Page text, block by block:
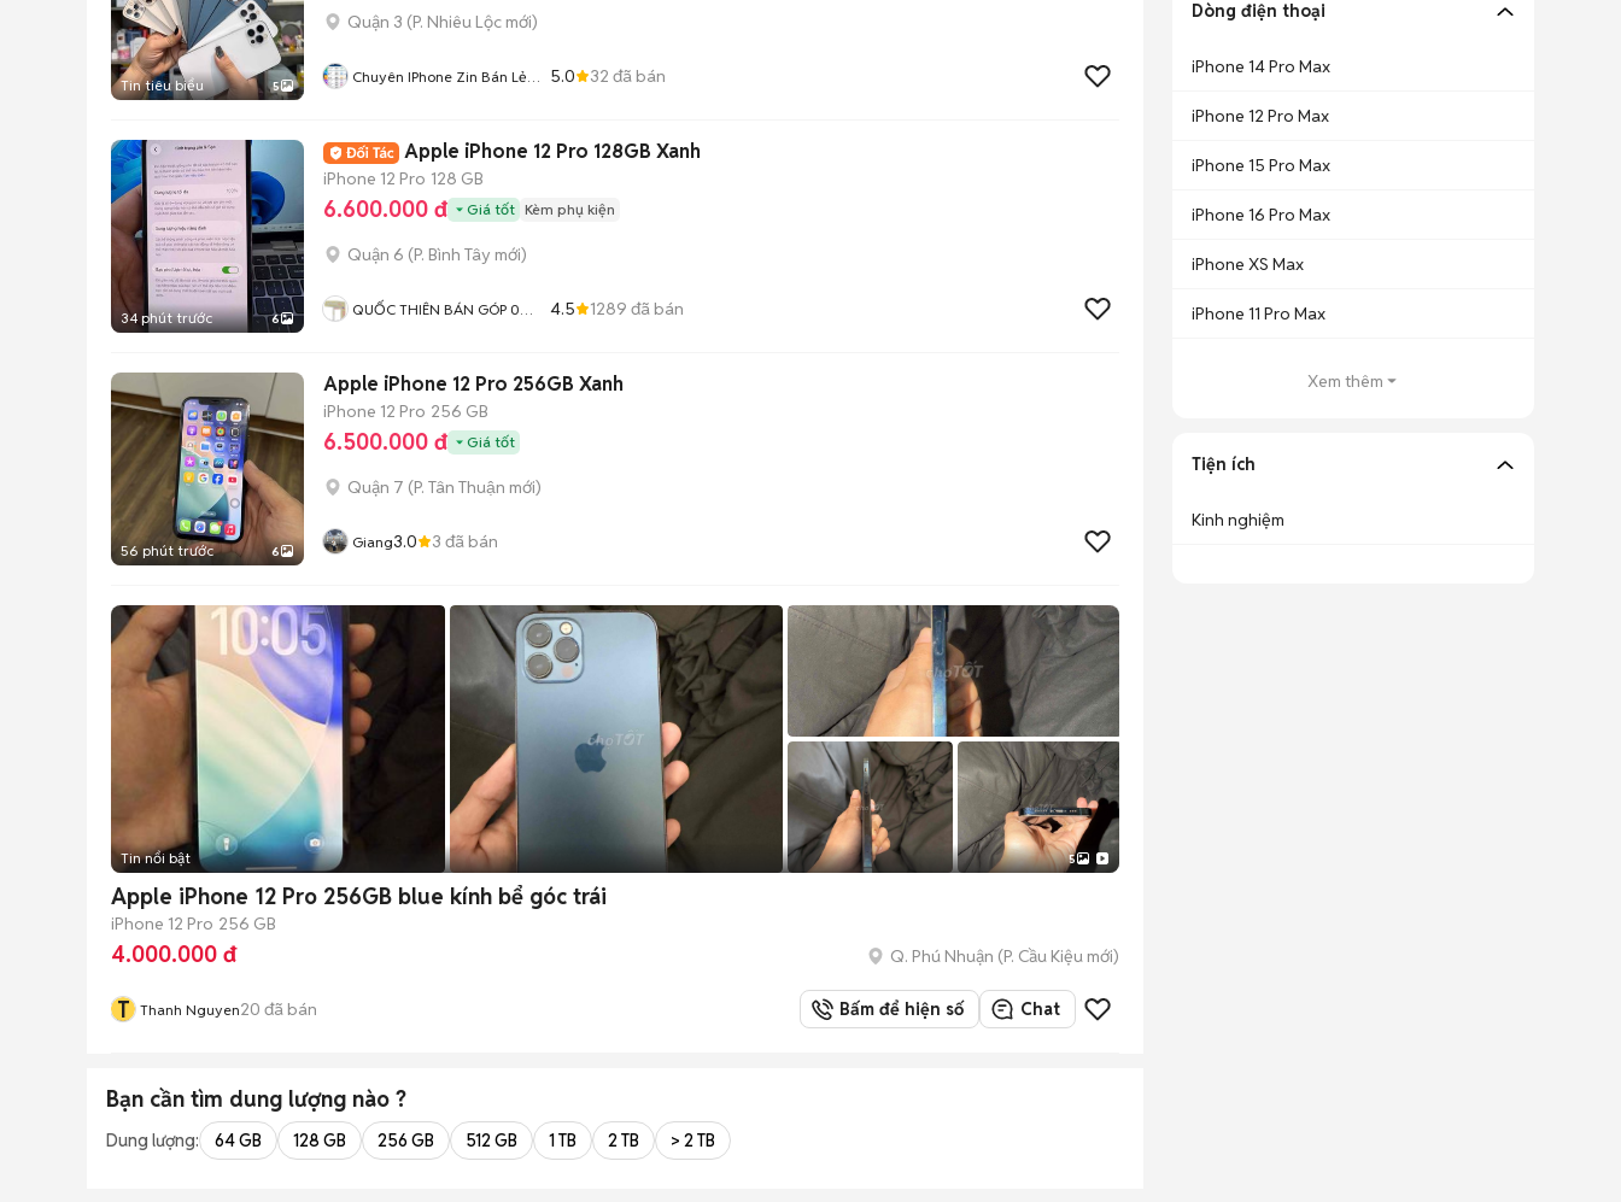
Tin tiêu biểu 5
Quận 3 (P. Nhiêu Lộc mới)
Chuyên IPhone Zin Bán Lẻ
5.0 32 đã bán
34 phút trước 6
Apple iPhone 12 Pro 128GB Xanh
iPhone 12 Pro 128 GB
6.600.000 đ Giá tốt Kèm phụ kiện
Quận 6 (P. Bình Tây mới)
QUỐC THIÊN BÁN GÓP 0
4.5 1289 đã bán
56 phút trước 6
Apple iPhone 12 Pro 256GB Xanh
iPhone 12 Pro 256 GB
6.500.000 đ Giá tốt
Quận 7 (P. Tân Thuận mới)
Giang3.0 3 đã bán
Tin nổi bật 5
Apple iPhone 12 Pro 256GB blue kính bể góc trái
iPhone 12 Pro 256 GB
4.000.000 đ Q. Phú Nhuận (P. Cầu Kiệu mới)
T Thanh Nguyen20 đã bán Bấm để hiện số Chat
Bạn cần tìm dung lượng nào ?
Dung lượng: 64 GB 128 GB 256 GB 512 GB 1 TB 2 TB > 2 TB
Dòng điện thoại
iPhone 14 Pro Max
iPhone 12 Pro Max
iPhone 15 Pro Max
iPhone 16 Pro Max
iPhone XS Max
iPhone 11 Pro Max
Xem thêm
Tiện ích
Kinh nghiệm